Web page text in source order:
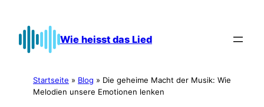
Inhalt
springen
Wie heisst das Lied
Startseite » Blog » Die geheime Macht der Musik: Wie
Melodien unsere Emotionen lenken